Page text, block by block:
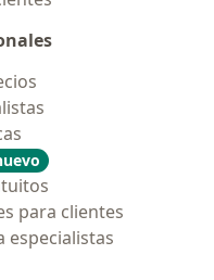
para clientes
especialistas